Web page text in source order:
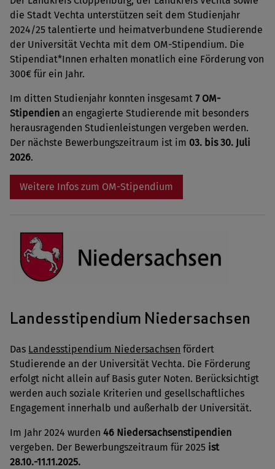
die Stadt Vechta unterstützen seit dem Studienjahr
2024/25 talentierte und heimatverbundene Studierende
der Universität Vechta mit dem OM-Stipendium. Die
Stipendiat*Innen erhalten monatlich eine Förderung von
300€ für ein Jahr.
Im ditten Studienjahr konnten insgesamt7 OM-
Stipendien an engagierte Studierende mit besonders
herausragenden Studienleistungen vergeben werden.
Der nächste Bewerbungszeitraum ist im 03. bis 30. Juli
2026.
Weitere Infos zum OM-Stipendium
Landesstipendium Niedersachsen
Das Landesstipendium Niedersachsen fördert
Studierende an der Universität Vechta. Die Förderung
erfolgt nicht allein auf Basis guter Noten. Berücksichtigt
werden auch soziale Kriterien und gesellschaftliches
Engagement innerhalb und außerhalb der Universität.
Im Jahr 2024 wurden46 Niedersachsenstipendien
vergeben. Der Bewerbungszeitraum für 2025 ist
28.10.-11.11.2025.